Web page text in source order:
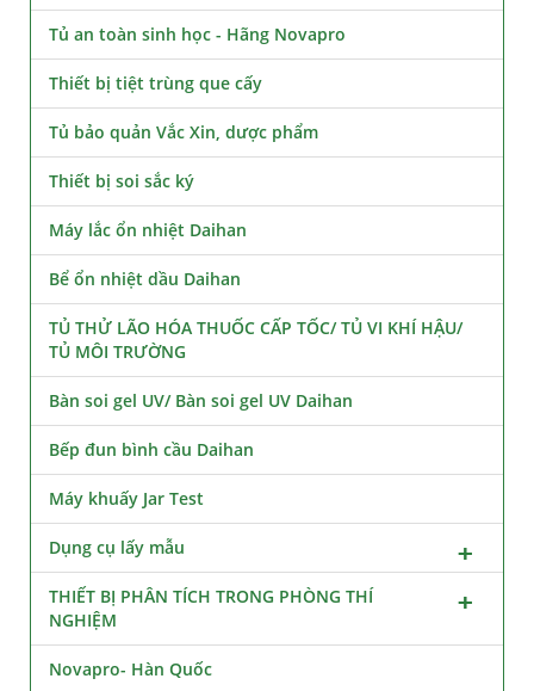
Tủ an toàn sinh học - Hãng Novapro
Thiết bị tiệt trùng que cấy
Tủ bảo quản Vắc Xin, dược phẩm
Thiết bị soi sắc ký
Máy lắc ổn nhiệt Daihan
Bể ổn nhiệt dầu Daihan
TỦ THỬ LÃO HÓA THUỐC CẤP TỐC/ TỦ VI KHÍ HẬU/
TỦ MÔI TRƯỜNG
Bàn soi gel UV/ Bàn soi gel UV Daihan
Bếp đun bình cầu Daihan
Máy khuấy Jar Test
Dụng cụ lấy mẫu
THIẾT BỊ PHÂN TÍCH TRONG PHÒNG THÍ
NGHIỆM
Novapro- Hàn Quốc